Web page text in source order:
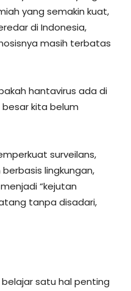
yang semakin kuat,
di Indonesia,
masih terbatas
hantavirus ada di
kita belum
surveilans,
lingkungan,
“kejutan
tanpa disadari,
satu hal penting